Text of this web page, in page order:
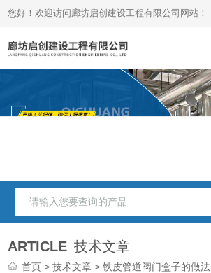
您好！欢迎访问廊坊启创建设工程有限公司网站！
ARTICLE 技术文章
首页 >技术文章 > 铁皮管道阀门盒子的做法